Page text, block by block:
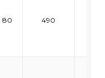
80 490